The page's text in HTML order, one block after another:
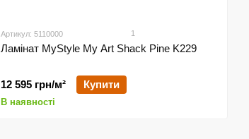
Артикул: 5110000 1
Ламінат MyStyle My Art Shack Pine K229
12 595 грн/м² Купити
В наявності